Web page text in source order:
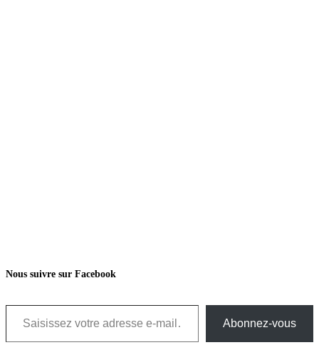
Nous suivre sur Facebook
Saisissez votre adresse e-mail…
Abonnez-vous